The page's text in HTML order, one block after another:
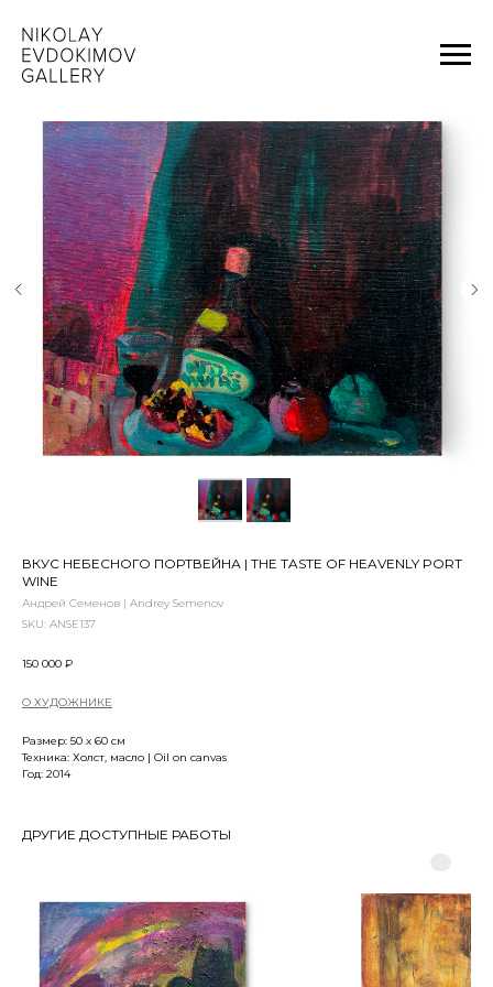
ВКУС НЕБЕСНОГО ПОРТВЕЙНА | THE TASTE OF HEAVENLY PORT
WINE
Андрей Семенов | Andrey Semenov
SKU: ANSE137
150 000 ₽
О ХУДОЖНИКЕ
Размер: 50 x 60 см
Техника: Холст, масло | Oil on canvas
Год: 2014
ДРУГИЕ ДОСТУПНЫЕ РАБОТЫ